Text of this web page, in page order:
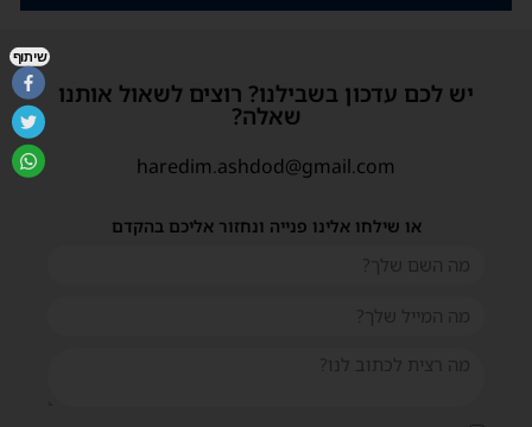
יש לכם עדכון בשבילנו? רוצים לשאול אותנו
שאלה?
haredim.ashdod@gmail.com
או שילחו אלינו פנייה ונחזור אליכם בהקדם
שיתוף